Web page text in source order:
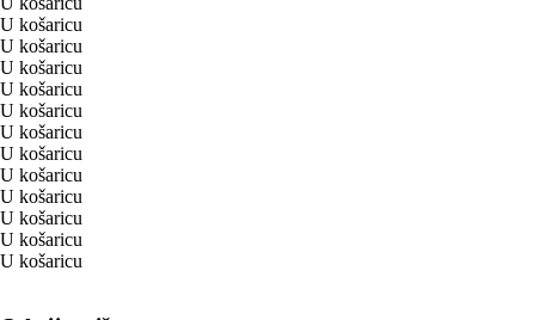
U košaricu
U košaricu
U košaricu
U košaricu
U košaricu
U košaricu
U košaricu
U košaricu
U košaricu
U košaricu
U košaricu
U košaricu